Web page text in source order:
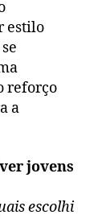
estilo
reforço
a
jovens
escolhi